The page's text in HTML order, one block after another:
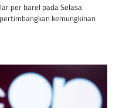
per barel pada Selasa
kemungkinan